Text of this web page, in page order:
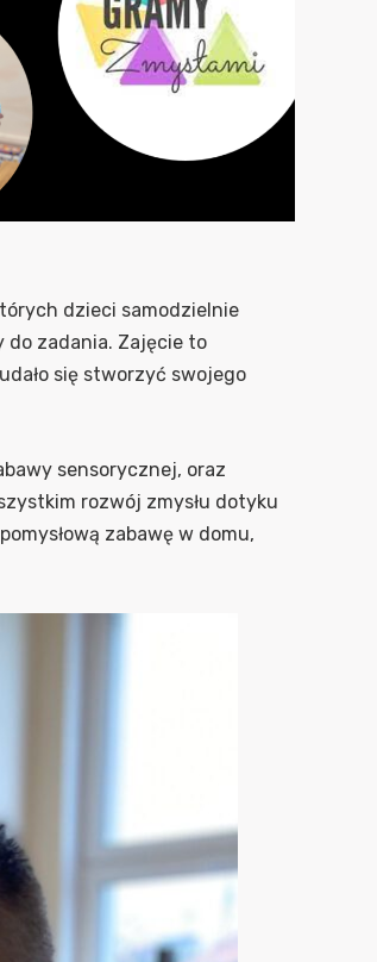
dzieci samodzielnie
do zadania. Zajęcie to
się stworzyć swojego
sensorycznej, oraz
rozwój zmysłu dotyku
zabawę w domu,